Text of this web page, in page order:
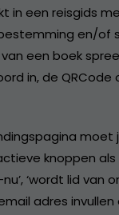
in een reisgids
en/of
een boek
in, de QRCode
moet
knoppen als
‘wordt lid van
adres invullen